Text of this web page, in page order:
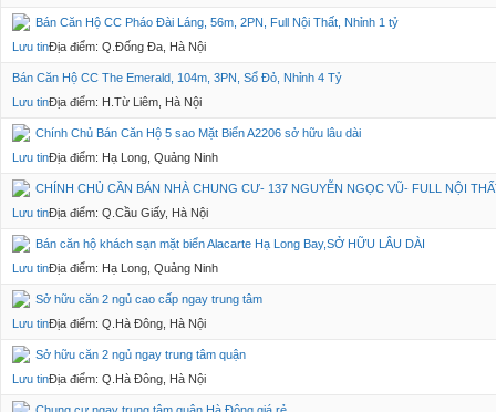
Bán Căn Hộ CC Pháo Đài Láng, 56m, 2PN, Full Nội Thất, Nhỉnh 1 tỷ
Lưu tinĐịa điểm: Q.Đống Đa, Hà Nội
Bán Căn Hộ CC The Emerald, 104m, 3PN, Sổ Đỏ, Nhỉnh 4 Tỷ
Lưu tinĐịa điểm: H.Từ Liêm, Hà Nội
Chính Chủ Bán Căn Hộ 5 sao Mặt Biển A2206 sở hữu lâu dài
Lưu tinĐịa điểm: Hạ Long, Quảng Ninh
CHÍNH CHỦ CẦN BÁN NHÀ CHUNG CƯ- 137 NGUYỄN NGỌC VŨ- FULL NỘI
Lưu tinĐịa điểm: Q.Cầu Giấy, Hà Nội
Bán căn hộ khách sạn mặt biển Alacarte Hạ Long Bay,SỞ HỮU LÂU DÀI
Lưu tinĐịa điểm: Hạ Long, Quảng Ninh
Sở hữu căn 2 ngủ cao cấp ngay trung tâm
Lưu tinĐịa điểm: Q.Hà Đông, Hà Nội
Sở hữu căn 2 ngủ ngay trung tâm quận
Lưu tinĐịa điểm: Q.Hà Đông, Hà Nội